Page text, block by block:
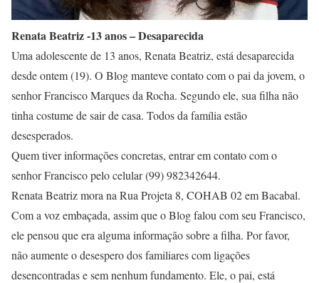
Renata Beatriz -13 anos – Desaparecida
Uma adolescente de 13 anos, Renata Beatriz, está desaparecida
desde ontem (19). O Blog manteve contato com o pai da jovem, o
senhor Francisco Marques da Rocha. Segundo ele, sua filha não
tinha costume de sair de casa. Todos da família estão
desesperados.
Quem tiver informações concretas, entrar em contato com o
senhor Francisco pelo celular (99) 982342644.
Renata Beatriz mora na Rua Projeta 8, COHAB 02 em Bacabal.
Com a voz embaçada, assim que o Blog falou com seu Francisco,
ele pensou que era alguma informação sobre a filha. Por favor,
não aumente o desespero dos familiares com ligações
desencontradas e sem nenhum fundamento. Ele, o pai, está